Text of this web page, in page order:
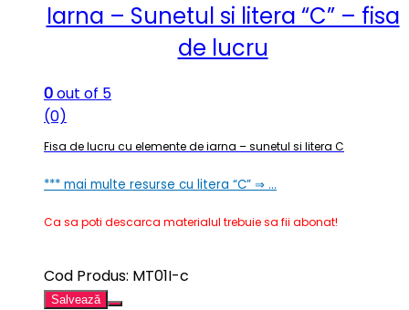
Iarna – Sunetul si litera “C” – fisa
de lucru
0out of 5
(0)
Fisa de lucru cu elemente de iarna – sunetul si litera C
*** mai multe resurse cu litera “C” ⇒ …
Ca sa poti descarca materialul trebuie sa fii abonat!
Cod Produs: MT01I-c
Salvează